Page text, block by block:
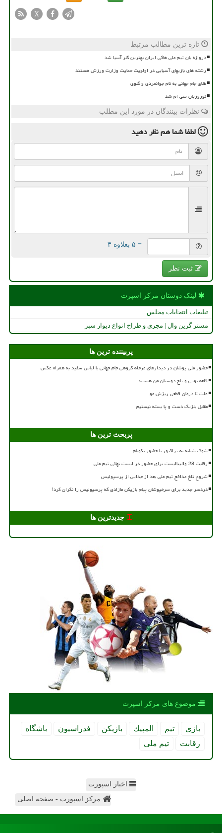
X
تازه ترین مطالب مرتبط
دروازه بان تیم ملی هاکی ایران بهترین گلر آسیا شد
رشته های بازیهای آسیایی در اولویت حمایت وزارت ورزش هستند
طلای جام جهانی به نام جوانمردی و گلوی
نوروزیان سی ام شد
نظرات بینندگان در مورد این مطلب
لطفا شما همنظر دهید
= ۵ بعلاوه ۳
ثبت نظر
لینک دوستان مركز اسپرت
تبلیغات انتخابات مجلس
مستر گرین وال | مجری و طراح انواع دیوار سبز
پربیننده ترین ها
حضور ملی پوشان در دیدارهای مرحله گروهی جام جهانی با لباس سفید به همراه عکس
قلعه نویی و تاج دوستان من هستند
علت تا درمان قطعی ریزش مو
مقابل بلژیک دست و پا بسته نیستیم
پربحث ترین ها
شوک شبانه به تراکتور با حضور نکونام
رقابت 28 والیبالیست برای حضور در لیست نهائی تیم ملی
شروع تلخ مدافع تیم ملی بعد از جدایی از پرسپولیس
دردسر جدید برای سرخپوشان پیام بازیکن مازادی که پرسپولیس را نگران کرد!
جدیدترین ها
موضوع های مركز اسپرت
بازی تیم المپیك بازیكن فدراسیون
باشگاه
رقابت
تیم ملی
اخبار اسپورت
مرکز اسپورت - صفحه اصلی